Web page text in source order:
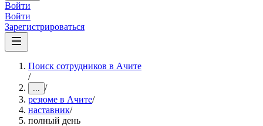
Войти
Войти
Зарегистрироваться
Поиск сотрудников в Ачите
/
... /
резюме в Ачите/
наставник/
полный день